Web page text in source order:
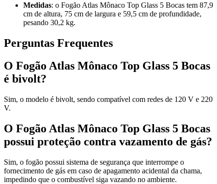
Medidas: o Fogão Atlas Mônaco Top Glass 5 Bocas tem 87,9
cm de altura, 75 cm de largura e 59,5 cm de profundidade,
pesando 30,2 kg.
Perguntas Frequentes
O Fogão Atlas Mônaco Top Glass 5 Bocas
é bivolt?
Sim, o modelo é bivolt, sendo compatível com redes de 120 V e 220
V.
O Fogão Atlas Mônaco Top Glass 5 Bocas
possui proteção contra vazamento de gás?
Sim, o fogão possui sistema de segurança que interrompe o
fornecimento de gás em caso de apagamento acidental da chama,
impedindo que o combustível siga vazando no ambiente.